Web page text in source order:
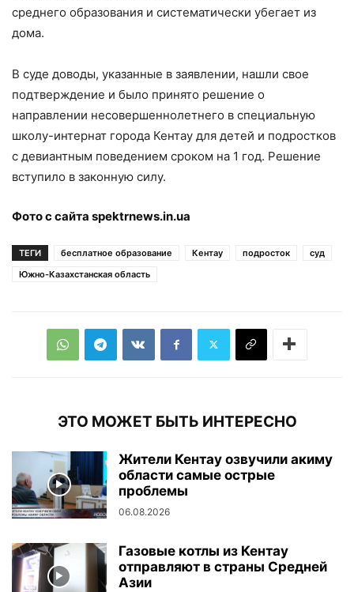
среднего образования и систематически убегает из
дома.
В суде доводы, указанные в заявлении, нашли свое
подтверждение и было принято решение о
направлении несовершеннолетнего в специальную
школу-интернат города Кентау для детей и подростков
с девиантным поведением сроком на 1 год. Решение
вступило в законную силу.
Фото с сайта spektrnews.in.ua
ТЕГИ бесплатное образование Кентау подросток
суд
Южно-Казахстанская область
ЭТО МОЖЕТ БЫТЬ ИНТЕРЕСНО
Жители Кентау озвучили акиму
области самые острые
проблемы
06.08.2026
Газовые котлы из Кентау
отправляют в страны Средней
Азии